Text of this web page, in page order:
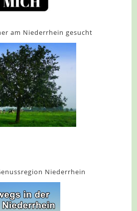
am Niederrhein gesucht
Niederrhein